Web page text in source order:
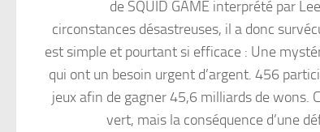
de SQUID GAME interprété par
circonstances désastreuses, il a donc
est simple et pourtant si efficace : Une
qui ont un besoin urgent d’argent. 456
jeux afin de gagner 45,6 milliards de wons.
vert, mais la conséquence d’une